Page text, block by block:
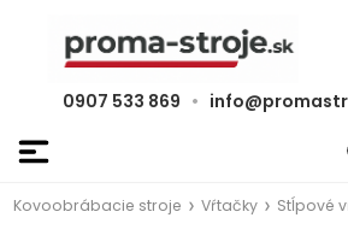
0907 533 869 •
Kovoobrábacie stroje Vŕtačky Stĺpové